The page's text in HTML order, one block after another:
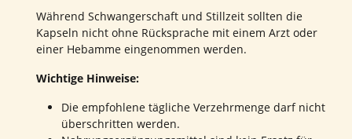
Während Schwangerschaft und Stillzeit sollten die
Kapseln nicht ohne Rücksprache mit einem Arzt oder
einer Hebamme eingenommen werden.
Wichtige Hinweise:
Die empfohlene tägliche Verzehrmenge darf nicht
überschritten werden.